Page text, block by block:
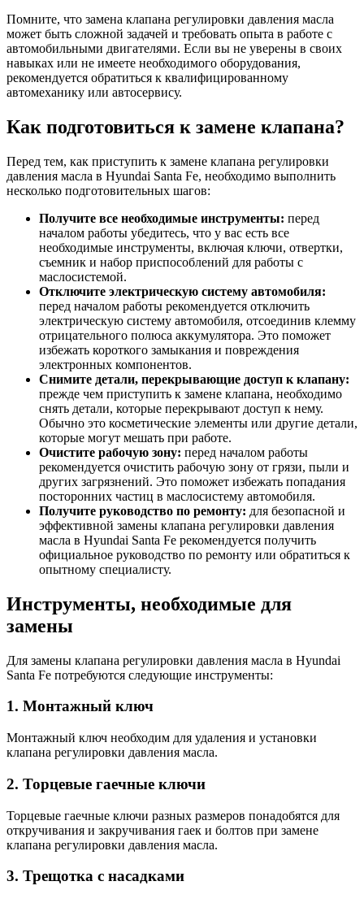
Помните, что замена клапана регулировки давления масла
может быть сложной задачей и требовать опыта в работе с
автомобильными двигателями. Если вы не уверены в своих
навыках или не имеете необходимого оборудования,
рекомендуется обратиться к квалифицированному
автомеханику или автосервису.
Как подготовиться к замене клапана?
Перед тем, как приступить к замене клапана регулировки
давления масла в Hyundai Santa Fe, необходимо выполнить
несколько подготовительных шагов:
Получите все необходимые инструменты: перед
началом работы убедитесь, что у вас есть все
необходимые инструменты, включая ключи, отвертки,
съемник и набор приспособлений для работы с
маслосистемой.
Отключите электрическую систему автомобиля:
перед началом работы рекомендуется отключить
электрическую систему автомобиля, отсоединив клемму
отрицательного полюса аккумулятора. Это поможет
избежать короткого замыкания и повреждения
электронных компонентов.
Снимите детали, перекрывающие доступ к клапану:
прежде чем приступить к замене клапана, необходимо
снять детали, которые перекрывают доступ к нему.
Обычно это косметические элементы или другие детали,
которые могут мешать при работе.
Очистите рабочую зону: перед началом работы
рекомендуется очистить рабочую зону от грязи, пыли и
других загрязнений. Это поможет избежать попадания
посторонних частиц в маслосистему автомобиля.
Получите руководство по ремонту: для безопасной и
эффективной замены клапана регулировки давления
масла в Hyundai Santa Fe рекомендуется получить
официальное руководство по ремонту или обратиться к
опытному специалисту.
Инструменты, необходимые для
замены
Для замены клапана регулировки давления масла в Hyundai
Santa Fe потребуются следующие инструменты:
1. Монтажный ключ
Монтажный ключ необходим для удаления и установки
клапана регулировки давления масла.
2. Торцевые гаечные ключи
Торцевые гаечные ключи разных размеров понадобятся для
откручивания и закручивания гаек и болтов при замене
клапана регулировки давления масла.
3. Трещотка с насадками